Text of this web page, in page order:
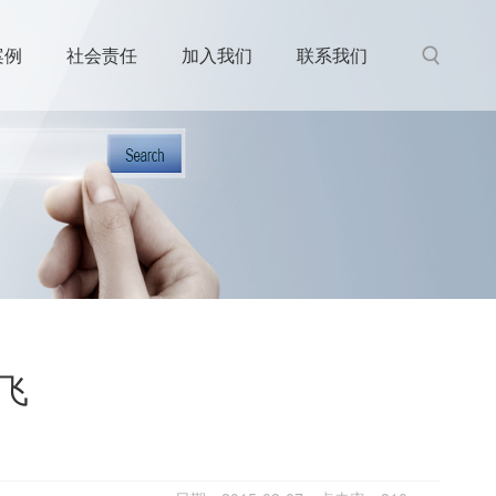
社会责任 加入我们 联系我们
组织机构 集团视频
电集成）